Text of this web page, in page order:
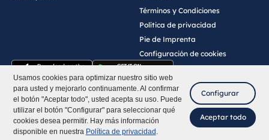
Usamos cookies para optimizar nuestro sitio web
para usted y mejorarlo continuamente. Al confirmar
el botón "Aceptar todo", usted acepta su uso. Puede
utilizar el botón "Configurar" para seleccionar qué
cookies desea permitir. Hay más información
disponible en nuestra Política de privacidad .
Configurar
Aceptar todo
Términos y Condiciones
Política de privacidad
Pie de Imprenta
Configuración de cookies